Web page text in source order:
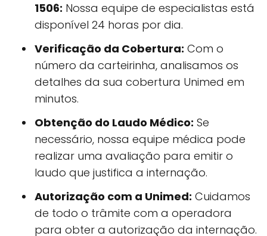
1506: Nossa equipe de especialistas está
disponível 24 horas por dia.
Verificação da Cobertura: Com o
número da carteirinha, analisamos os
detalhes da sua cobertura Unimed em
minutos.
Obtenção do Laudo Médico: Se
necessário, nossa equipe médica pode
realizar uma avaliação para emitir o
laudo que justifica a internação.
Autorização com a Unimed: Cuidamos
de todo o trâmite com a operadora
para obter a autorização da internação.